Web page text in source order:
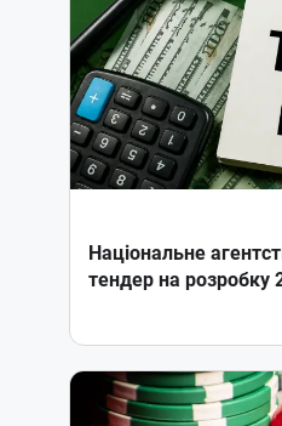
Національне
тендер на